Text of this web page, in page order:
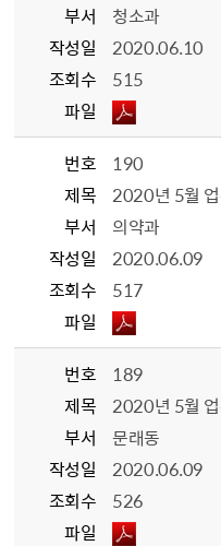
부서
청소과
작성일
2020.06.10
조회수
515
파일
번호
190
제목
2020년 5월
부서
의약과
작성일
2020.06.09
조회수
517
파일
번호
189
제목
2020년 5월
부서
문래동
작성일
2020.06.09
조회수
526
파일